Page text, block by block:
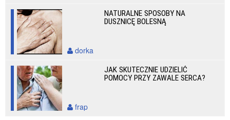
NATURALNE SPOSOBY NA
DUSZNICĘ BOLESNĄ
dorka
JAK SKUTECZNIE UDZIELIĆ
POMOCY PRZY ZAWALE SERCA?
frap